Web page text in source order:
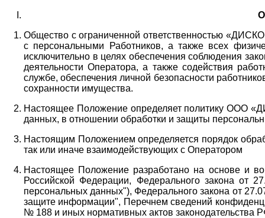
Общество с ограниченной ответственностью
с персональными Работников, а также всех
исключительно в целях обеспечения соблюдения
деятельности Оператора,а также содействия
службе, обеспечения личной безопасности
сохранности имущества.
Настоящее Положение определяет политику ООО
данных, в отношении обработки и защиты
Настоящим Положением определяется порядок
так или иначе взаимодействующих с Оператором
Настоящее Положение разработано на основе и во
Российской Федерации, Федерального закона
персональных данных"), Федерального закона от
защите информации", Перечнем сведений
№ 188 и иных нормативных актов законодательства